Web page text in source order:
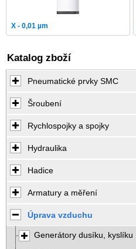
X - 0,01 µm
Katalog zboží
Pneumatické prvky SMC
Šroubení
Rychlospojky a spojky
Hydraulika
Hadice
Armatury a měření
Úprava vzduchu
Generátory dusíku, kyslíku